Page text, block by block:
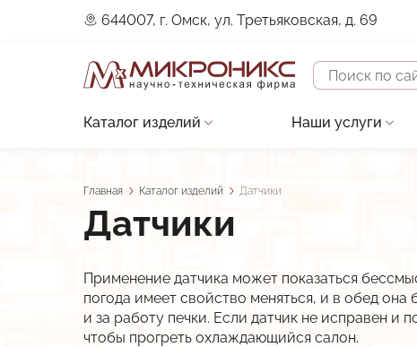
644007, г. Омск, ул. Третьяковская, д. 69
Поиск
Основная
Каталог изделий
Датчики
Контроллеры
Прочие изделия
В разработке
Наши услуги
Разработка
Разработка
Строка
навигации
Главная Каталог изделий Датчики
Датчики
Применение датчика может показаться
погода имеет свойство меняться, и в обед
и за работу печки. Если датчик не исправен и
чтобы прогреть охлаждающийся салон.